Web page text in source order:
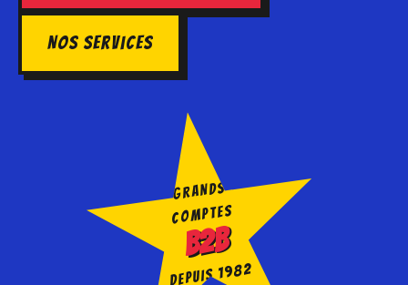
Nos services
GRANDS
COMPTES
B2B
DEPUIS 1982